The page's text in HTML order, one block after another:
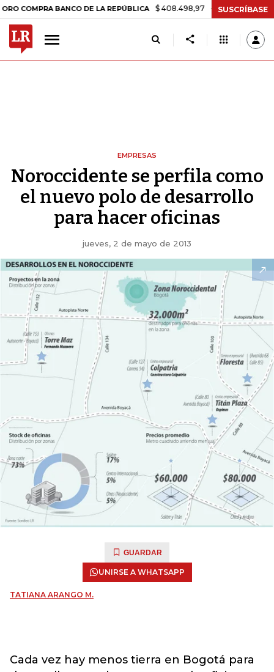
BANCO DE LA REPÚBLICA $ 408.498,97 +$ 8.753,81 +2,19%
SUSCRÍBASE
EMPRESAS
Noroccidente se perfila como
el nuevo polo de desarrollo
para hacer oficinas
jueves, 2 de mayo de 2013
GUARDAR
UNIRSE A WHATSAPP
TATIANA ARANGO M.
Cada vez hay menos tierra en Bogotá para